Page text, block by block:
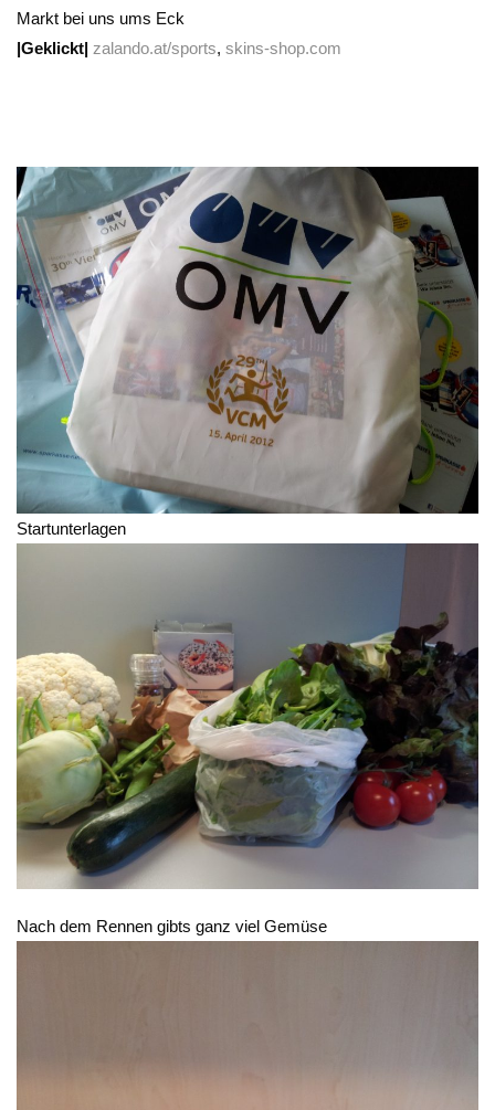
Markt bei uns ums Eck
|Geklickt| zalando.at/sports, skins-shop.com
Startunterlagen
Nach dem Rennen gibts ganz viel Gemüse